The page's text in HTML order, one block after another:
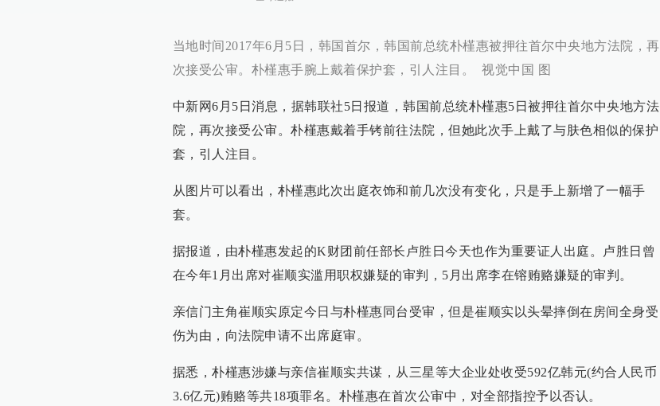
当地时间2017年6月5日，韩国首尔，韩国前总统朴槿惠被押往首尔中央地方法院，再
次接受公审。朴槿惠手腕上戴着保护套，引人注目。 视觉中国 图
中新网6月5日消息，据韩联社5日报道，韩国前总统朴槿惠5日被押往首尔中央地方法
院，再次接受公审。朴槿惠戴着手铐前往法院，但她此次手上戴了与肤色相似的保护
套，引人注目。
从图片可以看出，朴槿惠此次出庭衣饰和前几次没有变化，只是手上新增了一幅手
套。
据报道，由朴槿惠发起的K财团前任部长卢胜日今天也作为重要证人出庭。卢胜日曾
在今年1月出席对崔顺实滥用职权嫌疑的审判，5月出席李在镕贿赂嫌疑的审判。
亲信门主角崔顺实原定今日与朴槿惠同台受审，但是崔顺实以头晕摔倒在房间全身受
伤为由，向法院申请不出席庭审。
据悉，朴槿惠涉嫌与亲信崔顺实共谋，从三星等大企业处收受592亿韩元(约合人民币
3.6亿元)贿赂等共18项罪名。朴槿惠在首次公审中，对全部指控予以否认。